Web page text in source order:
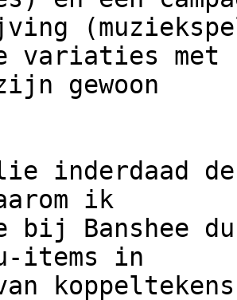
variaties
gewoon
inderdaad
ik
bij Banshee
items in